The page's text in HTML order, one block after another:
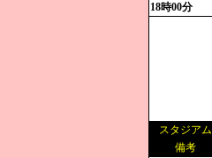
18時00分
スタジアム
備考